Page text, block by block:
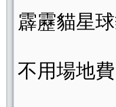
霹靂貓星
不用場地